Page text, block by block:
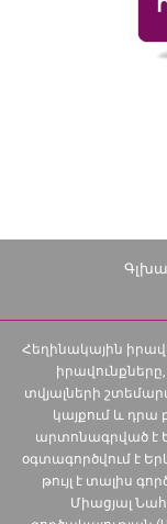
Հեղինակային
տվյալների
կայքում և դրա
արտոնագրված է
օգտագործվում է
թույլ է տալիս
Միացյալ